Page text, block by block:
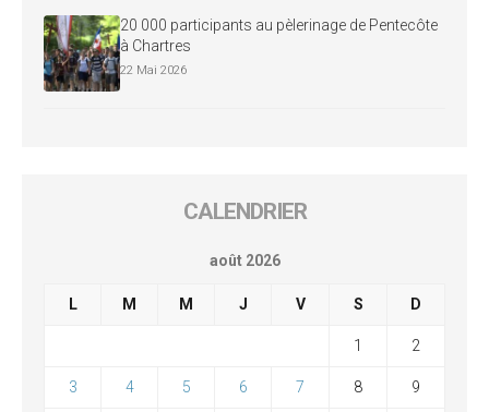
20 000 participants au pèlerinage de Pentecôte
à Chartres
22 Mai 2026
CALENDRIER
août 2026
L M M J V S D
1 2
3 4 5 6 7 8 9